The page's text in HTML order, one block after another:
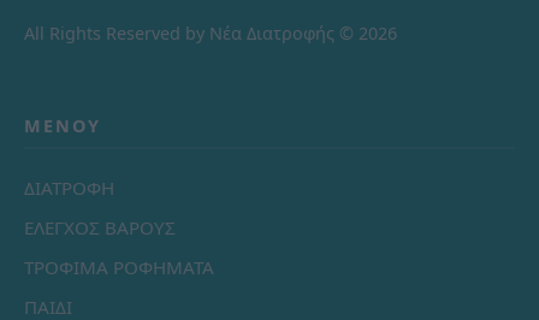
All Rights Reserved by Νέα Διατροφής © 2026
ΜΕΝΟΎ
ΔΙΑΤΡΟΦΗ
ΕΛΕΓΧΟΣ ΒΑΡΟΥΣ
ΤΡΟΦΙΜΑ ΡΟΦΗΜΑΤΑ
ΠΑΙΔΙ